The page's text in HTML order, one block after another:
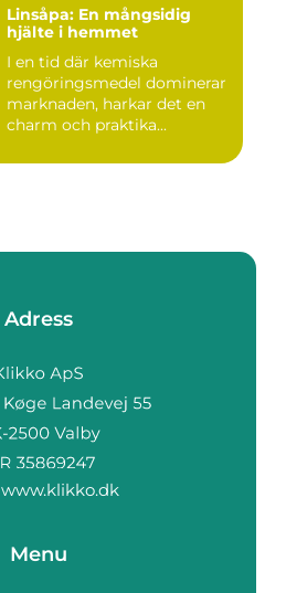
Linsåpa: En mångsidig
hjälte i hemmet
I en tid där kemiska
rengöringsmedel dominerar
marknaden, harkar det en
charm och praktika...
Adress
www.klikko.dk
Menu